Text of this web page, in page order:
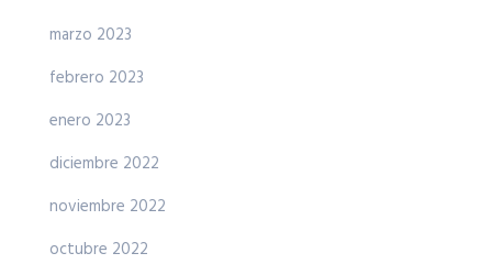
marzo 2023
febrero 2023
enero 2023
diciembre 2022
noviembre 2022
octubre 2022